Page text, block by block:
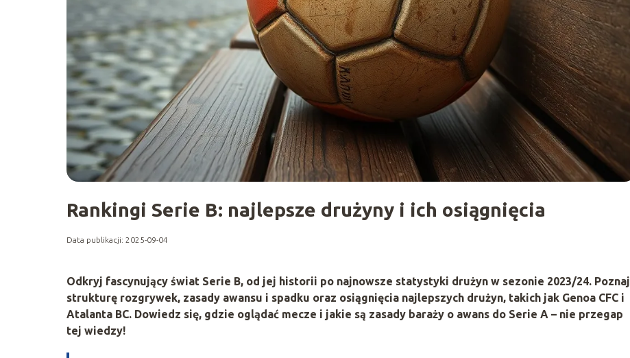
Rankingi Serie B: najlepsze drużyny i ich osiągnięcia
Data publikacji: 2025-09-04
Odkryj fascynujący świat Serie B, od jej historii po najnowsze statystyki drużyn w sezonie 2023/24. Poznaj
strukturę rozgrywek, zasady awansu i spadku oraz osiągnięcia najlepszych drużyn, takich jak Genoa CFC i
Atalanta BC. Dowiedz się, gdzie oglądać mecze i jakie są zasady baraży o awans do Serie A – nie przegap
tej wiedzy!